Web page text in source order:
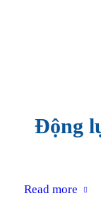
Động
Read more